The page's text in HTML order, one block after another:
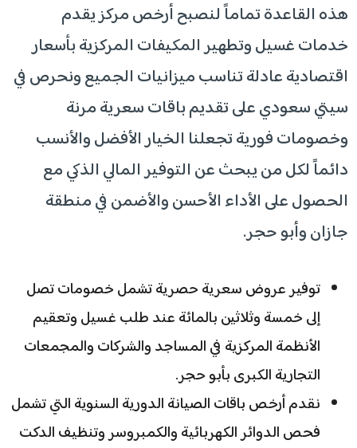
هذه القاعدة تماماً لنصبح أرخص مركز يقدم
خدمات غسيل وتطهير المكيفات المركزية بأسعار
اقتصادية عادلة تناسب ميزانيات الجميع ونحرص في
سيتي سعودي على تقديم باقات سعرية مرنة
وخصومات فورية تجعلنا الخيار الأفضل والأنسب
دائماً لكل من يبحث عن التوفير المالي الذكي مع
الحصول على الأداء الأحسن والأضمن في منطقة
جازان وأبو حجر.
توفير عروض سعرية حصرية تشمل خصومات تصل
إلى خمسة وثلاثين بالمائة عند طلب غسيل وتعقيم
الأنظمة المركزية في المساجد والشركات والمجمعات
التجارية الكبرى بأبو حجر.
نقدم أرخص باقات الصيانة الدورية السنوية التي تشمل
فحص الدوائر الكهربائية والكمبروسر وتنظيف الدكت